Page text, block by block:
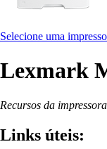
Selecione uma
Lexmark
Recursos da
Links úteis: